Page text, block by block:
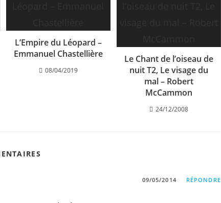
L’Empire du Léopard –
Emmanuel Chastellière
08/04/2019
Le Chant de l’oiseau de
nuit T2, Le visage du
mal – Robert
McCammon
24/12/2008
09/05/2014 RÉPONDRE